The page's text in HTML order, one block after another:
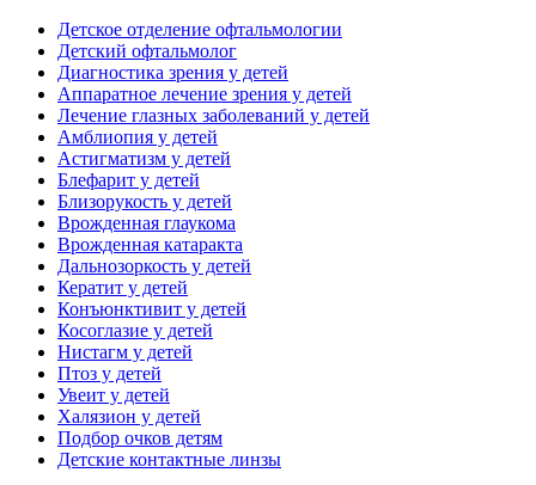
Детское отделение офтальмологии
Детский офтальмолог
Диагностика зрения у детей
Аппаратное лечение зрения у детей
Лечение глазных заболеваний у детей
Амблиопия у детей
Астигматизм у детей
Блефарит у детей
Близорукость у детей
Врожденная глаукома
Врожденная катаракта
Дальнозоркость у детей
Кератит у детей
Конъюнктивит у детей
Косоглазие у детей
Нистагм у детей
Птоз у детей
Увеит у детей
Халязион у детей
Подбор очков детям
Детские контактные линзы